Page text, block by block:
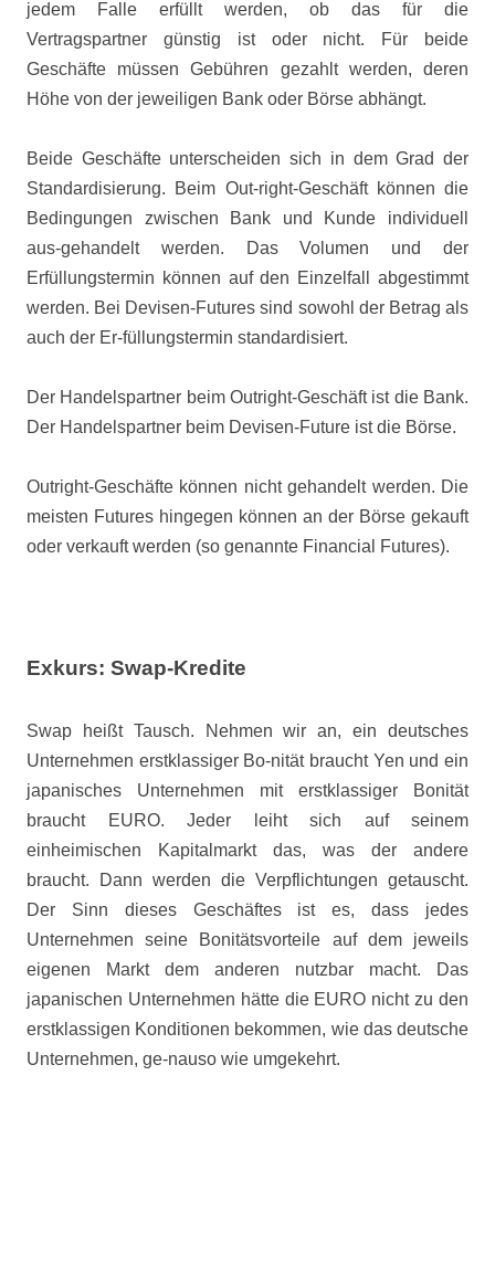
jedem Falle erfüllt werden, ob das für die
Vertragspartner günstig ist oder nicht. Für beide
Geschäfte müssen Gebühren gezahlt werden, deren
Höhe von der jeweiligen Bank oder Börse abhängt.
Beide Geschäfte unterscheiden sich in dem Grad der
Standardisierung. Beim Out-right-Geschäft können die
Bedingungen zwischen Bank und Kunde individuell
aus-gehandelt werden. Das Volumen und der
Erfüllungstermin können auf den Einzelfall abgestimmt
werden. Bei Devisen-Futures sind sowohl der Betrag als
auch der Er-füllungstermin standardisiert.
Der Handelspartner beim Outright-Geschäft ist die Bank.
Der Handelspartner beim Devisen-Future ist die Börse.
Outright-Geschäfte können nicht gehandelt werden. Die
meisten Futures hingegen können an der Börse gekauft
oder verkauft werden (so genannte Financial Futures).
Exkurs: Swap-Kredite
Swap heißt Tausch. Nehmen wir an, ein deutsches
Unternehmen erstklassiger Bo-nität braucht Yen und ein
japanisches Unternehmen mit erstklassiger Bonität
braucht EURO. Jeder leiht sich auf seinem
einheimischen Kapitalmarkt das, was der andere
braucht. Dann werden die Verpflichtungen getauscht.
Der Sinn dieses Geschäftes ist es, dass jedes
Unternehmen seine Bonitätsvorteile auf dem jeweils
eigenen Markt dem anderen nutzbar macht. Das
japanischen Unternehmen hätte die EURO nicht zu den
erstklassigen Konditionen bekommen, wie das deutsche
Unternehmen, ge-nauso wie umgekehrt.